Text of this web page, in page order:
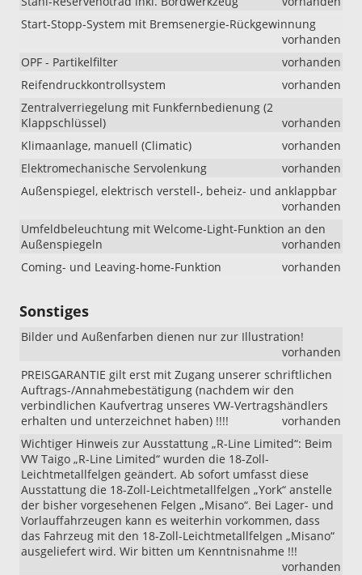
Start-Stopp-System mit Bremsenergie-Rückgewinnung
vorhanden
OPF - Partikelfilter
vorhanden
Reifendruckkontrollsystem
vorhanden
Zentralverriegelung mit Funkfernbedienung (2
Klappschlüssel)
vorhanden
Klimaanlage, manuell (Climatic)
vorhanden
Elektromechanische Servolenkung
vorhanden
Außenspiegel, elektrisch verstell-, beheiz- und anklappbar
vorhanden
Umfeldbeleuchtung mit Welcome-Light-Funktion an den
Außenspiegeln
vorhanden
Coming- und Leaving-home-Funktion
vorhanden
Sonstiges
Bilder und Außenfarben dienen nur zur Illustration!
vorhanden
PREISGARANTIE gilt erst mit Zugang unserer schriftlichen
Auftrags-/Annahmebestätigung (nachdem wir den
verbindlichen Kaufvertrag unseres VW-Vertragshändlers
erhalten und unterzeichnet haben) !!!!
vorhanden
Wichtiger Hinweis zur Ausstattung „R-Line Limited“: Beim
VW Taigo „R-Line Limited“ wurden die 18-Zoll-
Leichtmetallfelgen geändert. Ab sofort umfasst diese
Ausstattung die 18-Zoll-Leichtmetallfelgen „York“ anstelle
der bisher vorgesehenen Felgen „Misano“. Bei Lager- und
Vorlauffahrzeugen kann es weiterhin vorkommen, dass
das Fahrzeug mit den 18-Zoll-Leichtmetallfelgen „Misano“
ausgeliefert wird. Wir bitten um Kenntnisnahme !!!
vorhanden